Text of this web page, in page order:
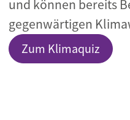
und können bereits
gegenwärtigen
Zum Klimaquiz